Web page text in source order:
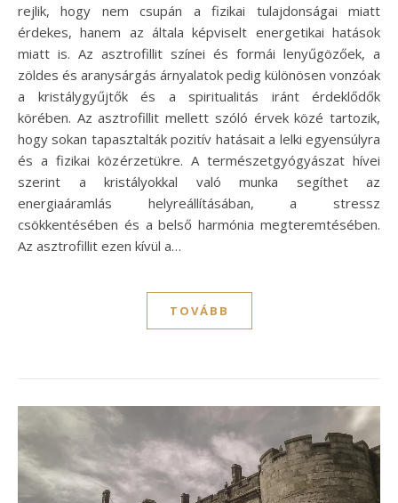
rejlik, hogy nem csupán a fizikai tulajdonságai miatt
érdekes, hanem az általa képviselt energetikai hatások
miatt is. Az asztrofillit színei és formái lenyűgözőek, a
zöldes és aranysárgás árnyalatok pedig különösen vonzóak
a kristálygyűjtők és a spiritualitás iránt érdeklődők
körében. Az asztrofillit mellett szóló érvek közé tartozik,
hogy sokan tapasztalták pozitív hatásait a lelki egyensúlyra
és a fizikai közérzetükre. A természetgyógyászat hívei
szerint a kristályokkal való munka segíthet az
energiaáramlás helyreállításában, a stressz
csökkentésében és a belső harmónia megteremtésében.
Az asztrofillit ezen kívül a…
TOVÁBB